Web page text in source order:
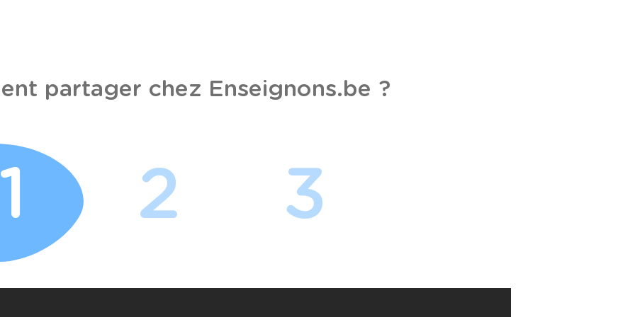
partager chez Enseignons.be ?
1 2 3